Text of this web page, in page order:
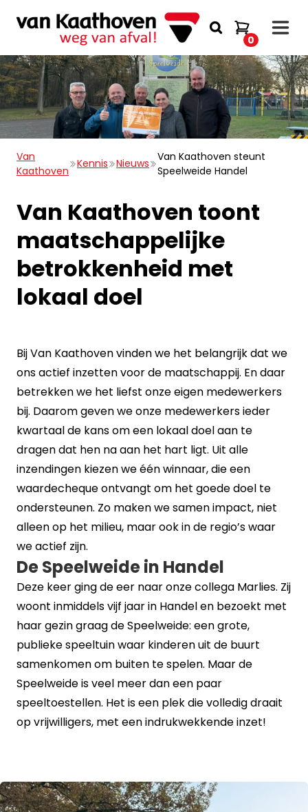
0
Van
Kaathoven
Kennis Nieuws
Van Kaathoven steunt
Speelweide Handel
Van Kaathoven toont
maatschappelijke
betrokkenheid met
lokaal doel
Bij Van Kaathoven vinden we het belangrijk dat we
ons actief inzetten voor de maatschappij. En daar
betrekken we het liefst onze eigen medewerkers
bij. Daarom geven we onze medewerkers ieder
kwartaal de kans om een lokaal doel aan te
dragen dat hen na aan het hart ligt. Uit alle
inzendingen kiezen we één winnaar, die een
waardecheque ontvangt om het goede doel te
ondersteunen. Zo maken we samen impact, niet
alleen op het milieu, maar ook in de regio’s waar
we actief zijn.
De Speelweide in Handel
Deze keer ging de eer naar onze collega Marlies. Zij
woont inmiddels vijf jaar in Handel en bezoekt met
haar gezin graag de Speelweide: een grote,
publieke speeltuin waar kinderen uit de buurt
samenkomen om buiten te spelen. Maar de
Speelweide is veel meer dan een paar
speeltoestellen. Het is een plek die volledig draait
op vrijwilligers, met een indrukwekkende inzet!